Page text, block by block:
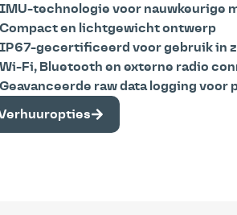
IMU-technologie voor nauwkeurige
Compact en lichtgewicht ontwerp
IP67-gecertificeerd voor gebruik in
Wi-Fi, Bluetooth en externe radio
Geavanceerde raw data logging voor